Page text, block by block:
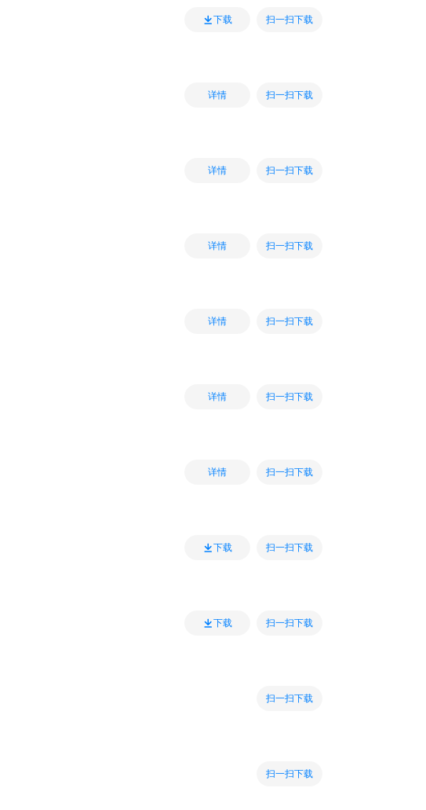
下载 扫一扫下载
详情 扫一扫下载
详情 扫一扫下载
详情 扫一扫下载
详情 扫一扫下载
详情 扫一扫下载
详情 扫一扫下载
下载 扫一扫下载
下载 扫一扫下载
扫一扫下载
扫一扫下载